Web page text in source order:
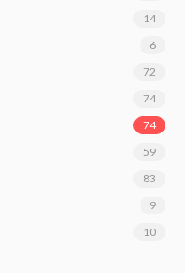
14
6
72
74
74
59
83
9
10